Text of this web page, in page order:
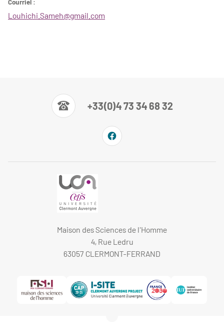
Courriel :
Louhichi.Sameh@gmail.com
+33(0)4 73 34 68 32
Maison des Sciences de l'Homme
4, Rue Ledru
63057 CLERMONT-FERRAND